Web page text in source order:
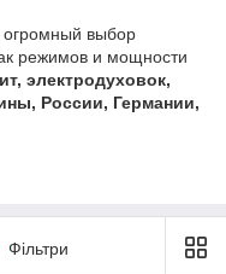
огромный выбор
режимов и мощности
электродуховок,
России, Германии,
Фільтри